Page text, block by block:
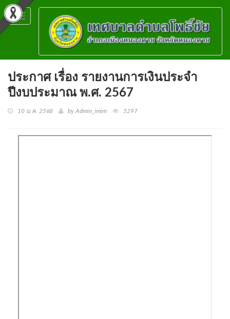
Toggle
navigation
ประกาศ เรื่อง รายงานการเงินประจำ
ปีงบประมาณ พ.ศ. 2567
10 ม.ค. 2568 by Admin_imim 5297